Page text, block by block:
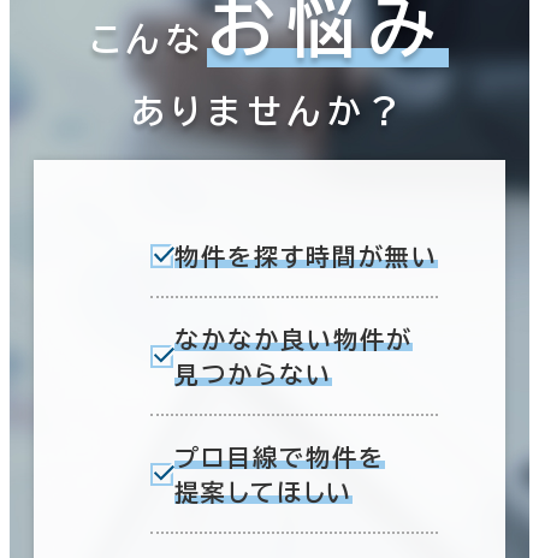
こんなお悩み
ありませんか？
物件を探す時間が無い
なかなか良い物件が
見つからない
プロ目線で物件を
提案してほしい